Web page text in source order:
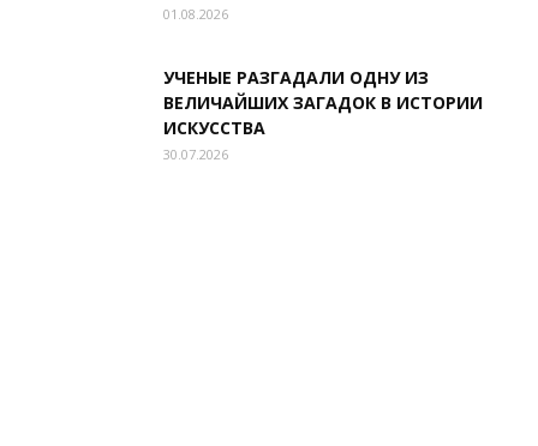
01.08.2026
УЧЕНЫЕ РАЗГАДАЛИ ОДНУ ИЗ
ВЕЛИЧАЙШИХ ЗАГАДОК В ИСТОРИИ
ИСКУССТВА
30.07.2026